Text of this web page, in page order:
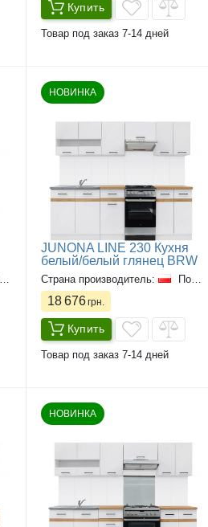
Купить
Товар под заказ 7-14 дней
НОВИНКА
JUNONA LINE 230 Кухня
белый/белый глянец BRW
Страна производитель: Польша
18 676грн.
Купить
Товар под заказ 7-14 дней
НОВИНКА